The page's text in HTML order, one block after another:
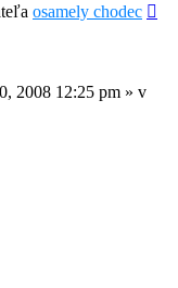
osamely chodec
2008 12:25 pm » v